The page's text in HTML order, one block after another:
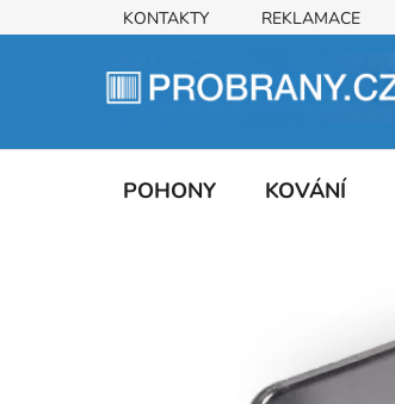
na
KONTAKTY REKLAMACE
POHONY KOVÁNÍ